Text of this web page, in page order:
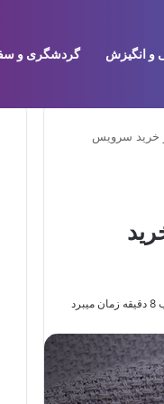
و انگیزش گردشگری و
خرید سرویس